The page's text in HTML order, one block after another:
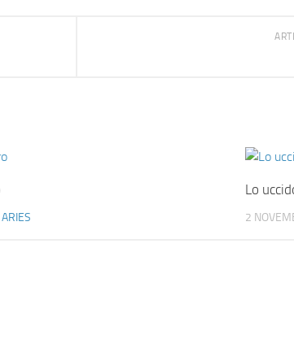
ARIES
Lo
2